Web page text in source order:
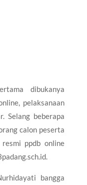
dibukanya
pelaksanaan
Selang beberapa
calon peserta
ppdb online
bangga